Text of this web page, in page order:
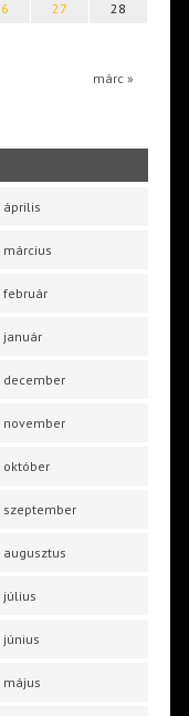
márc »
27
28
április
március
február
január
december
november
október
szeptember
augusztus
július
június
május